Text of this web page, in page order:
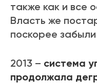
также как и все
Власть же
поскорее
2013 – система
продолжала